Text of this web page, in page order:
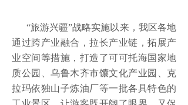
“旅游兴疆”战略实施以来，我区各地
通过跨产业融合，拉长产业链，拓展产
业空间等措施，打造了可可托海国家地
质公园、乌鲁木齐市馕文化产业园、克
拉玛依独山子炼油厂等一批各具特色的